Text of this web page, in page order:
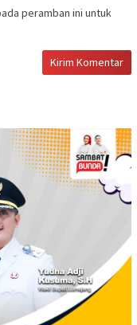
peramban ini untuk